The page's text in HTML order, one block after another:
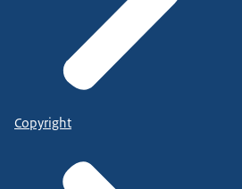
Copyright